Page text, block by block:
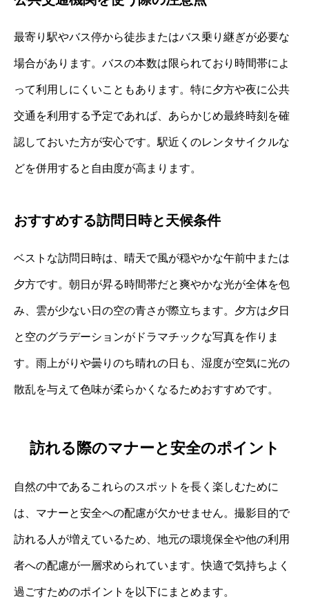
最寄り駅やバス停から徒歩またはバス乗り継ぎが必要な
場合があります。バスの本数は限られており時間帯によ
って利用しにくいこともあります。特に夕方や夜に公共
交通を利用する予定であれば、あらかじめ最終時刻を確
認しておいた方が安心です。駅近くのレンタサイクルな
どを併用すると自由度が高まります。
おすすめする訪問日時と天候条件
ベストな訪問日時は、晴天で風が穏やかな午前中または
夕方です。朝日が昇る時間帯だと爽やかな光が全体を包
み、雲が少ない日の空の青さが際立ちます。夕方は夕日
と空のグラデーションがドラマチックな写真を作りま
す。雨上がりや曇りのち晴れの日も、湿度が空気に光の
散乱を与えて色味が柔らかくなるためおすすめです。
訪れる際のマナーと安全のポイント
自然の中であるこれらのスポットを長く楽しむために
は、マナーと安全への配慮が欠かせません。撮影目的で
訪れる人が増えているため、地元の環境保全や他の利用
者への配慮が一層求められています。快適で気持ちよく
過ごすためのポイントを以下にまとめます。